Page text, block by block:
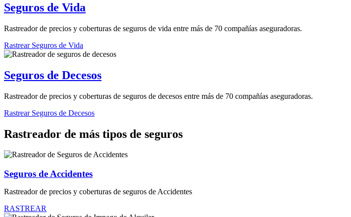
Seguros de Vida
Rastreador de precios y coberturas de seguros de vida entre más de 70 compañías aseguradoras.
Rastrear Seguros de Vida
Seguros de Decesos
Rastreador de precios y coberturas de seguros de decesos entre más de 70 compañías aseguradoras.
Rastrear Seguros de Decesos
Rastreador de más tipos de seguros
Seguros de Accidentes
Rastreador de precios y coberturas de seguros de Accidentes
RASTREAR